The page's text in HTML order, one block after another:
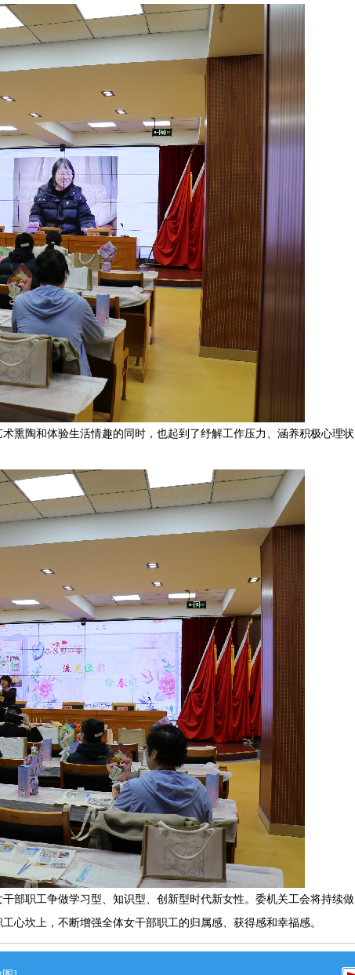
熏陶和体验生活情趣的同时，也起到了纾解工作压力、涵养积极心理状
部职工争做学习型、知识型、创新型时代新女性。委机关工会将持续做
心坎上， 不断增强全体女干部职工的归属感、获得感和幸福感。